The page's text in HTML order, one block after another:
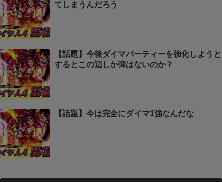
てしまうんだろう
【話題】今後ダイマパーティーを強化しようと
するとこの辺しか弾はないのか？
【話題】今は完全にダイマ1強なんだな